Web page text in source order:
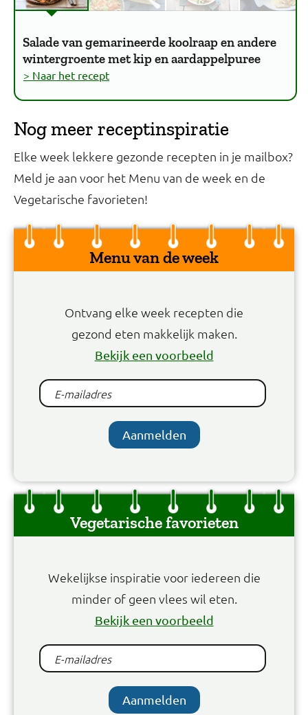
Salade van gemarineerde koolraap en andere
wintergroente met kip en aardappelpuree
> Naar het recept
Nog meer receptinspiratie
Elke week lekkere gezonde recepten in je mailbox?
Meld je aan voor het Menu van de week en de
Vegetarische favorieten!
Menu van de week
Ontvang elke week recepten die
gezond eten makkelijk maken.
Bekijk een voorbeeld
Aanmelden
Vegetarische favorieten
Wekelijkse inspiratie voor iedereen die
minder of geen vlees wil eten.
Bekijk een voorbeeld
Aanmelden